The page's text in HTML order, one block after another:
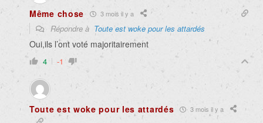
Même chose 3 mois il y a
Répondre à Toute est woke pour les attardés
Oui,ils l’ont voté majoritairement
4 -1
Toute est woke pour les attardés 3 mois il y a